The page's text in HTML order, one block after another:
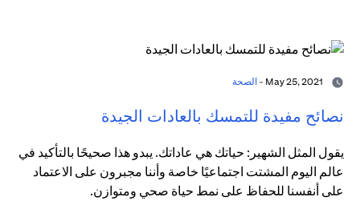
الصحة
نصائح مفيدة للتمسك بالعادات الجيدة
يقول المثل الشهير: حياتك هي عاداتك. يبدو هذا صحيحًا بالتأكيد في
عالم اليوم المشتت اجتماعيًا خاصة وأننا مجبرون على الاعتماد
على أنفسنا للحفاظ على نمط حياة صحي ومتوازن.